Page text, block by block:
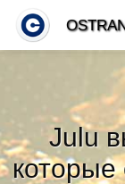
Julu
которые
Тренды